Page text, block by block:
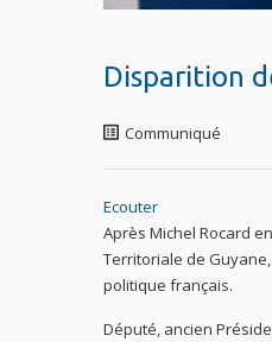
Disparition
Communiqué
Ecouter
Après Michel Rocard
Territoriale de
politique français.
Député, ancien